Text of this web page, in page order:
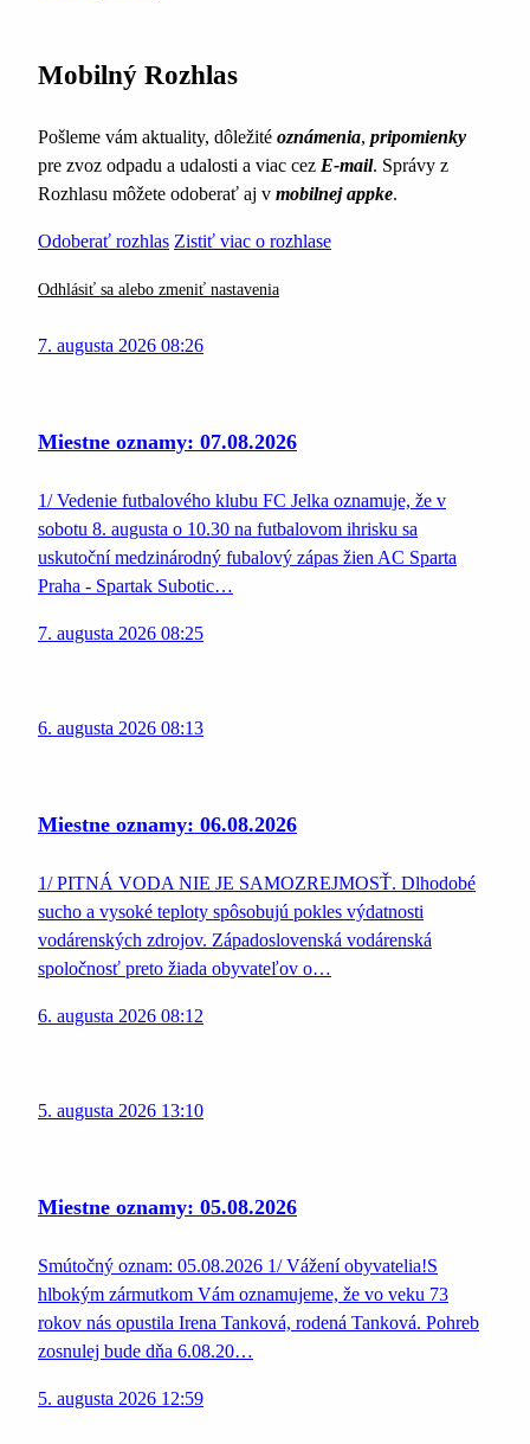
Mobilný Rozhlas
Pošleme vám aktuality, dôležité oznámenia, pripomienky
pre zvoz odpadu a udalosti a viac cez E-mail. Správy z
Rozhlasu môžete odoberať aj v mobilnej appke.
Odoberať rozhlas Zistiť viac o rozhlase
Odhlásiť sa alebo zmeniť nastavenia
7. augusta 2026 08:26
Miestne oznamy: 07.08.2026
1/ Vedenie futbalového klubu FC Jelka oznamuje, že v
sobotu 8. augusta o 10.30 na futbalovom ihrisku sa
uskutoční medzinárodný fubalový zápas žien AC Sparta
Praha - Spartak Subotic…
7. augusta 2026 08:25
6. augusta 2026 08:13
Miestne oznamy: 06.08.2026
1/ PITNÁ VODA NIE JE SAMOZREJMOSŤ. Dlhodobé
sucho a vysoké teploty spôsobujú pokles výdatnosti
vodárenských zdrojov. Západoslovenská vodárenská
spoločnosť preto žiada obyvateľov o…
6. augusta 2026 08:12
5. augusta 2026 13:10
Miestne oznamy: 05.08.2026
Smútočný oznam: 05.08.2026 1/ Vážení obyvatelia!S
hlbokým zármutkom Vám oznamujeme, že vo veku 73
rokov nás opustila Irena Tanková, rodená Tanková. Pohreb
zosnulej bude dňa 6.08.20…
5. augusta 2026 12:59